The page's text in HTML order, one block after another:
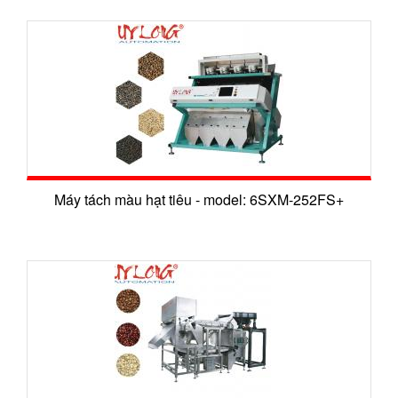
Cân Đóng Gói Tự Động
Máy Kiểm Tra X-Ray ( Máy Kiểm Tra Và Phát Hiện Tạp Chất)
Máy Nén Khí Có Biến Tầng
Máy Nén Khí Piston (Không Dầu/ OIR FREE)
Máy Tách Màu Hạt Nông Sản
Máy Tách Màu Đa Năng
Máy Tách Màu Hạt Đậu
Máy Tách Màu Hạt Bo Bo
Máy tách màu hạt tiêu - model: 6SXM-252FS+